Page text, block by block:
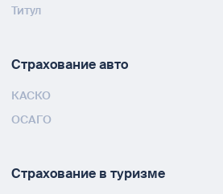
Титул
Страхование авто
КАСКО
ОСАГО
Страхование в туризме